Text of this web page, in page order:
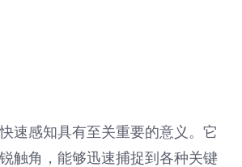
速感知具有至关重要的意义。它
触角，能够迅速捕捉到各种关键